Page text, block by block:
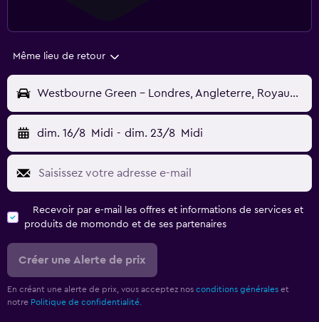
Même lieu de retour
Westbourne Green - Londres, Angleterre, Royaume-Uni
dim. 16/8 Midi - dim. 23/8 Midi
Recevoir par e-mail les offres et informations de services et
produits de momondo et de ses partenaires
Créer une Alerte de prix
En créant une alerte de prix, vous acceptez nos conditions générales et
notre Politique de confidentialité.